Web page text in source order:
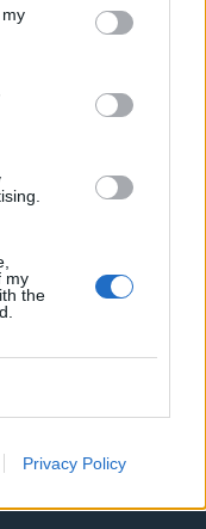
my
the
Privacy Policy